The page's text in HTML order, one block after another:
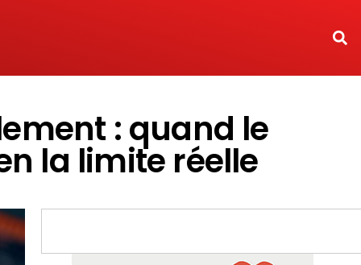
: quand le
la limite réelle